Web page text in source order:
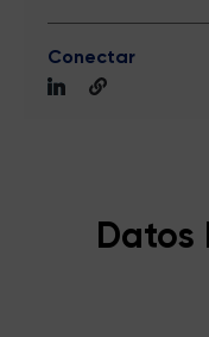
Conectar
Datos